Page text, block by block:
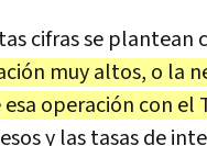
cifras se plantean
muy altos, o la
operación con el
y las tasas de